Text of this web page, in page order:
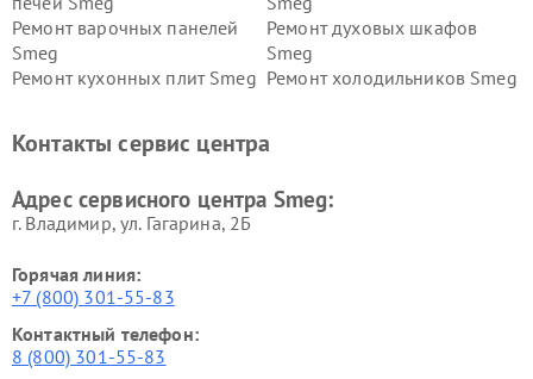
Ремонт варочных панелей
Smeg
Ремонт духовых шкафов
Smeg
Ремонт кухонных плит Smeg Ремонт холодильников Smeg
Контакты сервис центра
Адрес сервисного центра Smeg:
г. Владимир, ул. Гагарина, 2Б
Горячая линия:
+7 (800) 301-55-83
Контактный телефон:
8 (800) 301-55-83